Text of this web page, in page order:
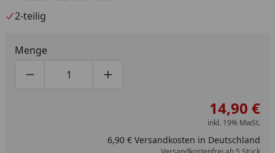
2-teilig
Menge
Produktmenge um eins verringern
Produktmenge manuell eingeben
Produktmenge um eins erhöhen
14,90 €
inkl. 19% MwSt.
6,90 € Versandkosten in Deutschland